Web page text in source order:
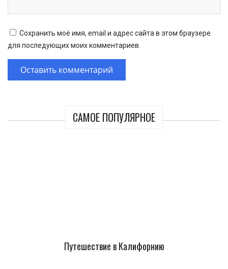
САМОЕ ПОПУЛЯРНОЕ
Путешествие в Калифорнию
Сохранить моё имя, email и адрес сайта в этом браузере
для последующих моих комментариев.